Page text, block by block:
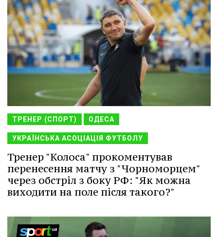
ТРЕНЕР (СПОРТ) ОДЕСА
УКРАЇНСЬКА АСОЦІАЦІЯ ФУТБОЛУ
Тренер "Колоса" прокоментував
перенесення матчу з "Чорноморцем"
через обстріл з боку РФ: "Як можна
виходити на поле після такого?"